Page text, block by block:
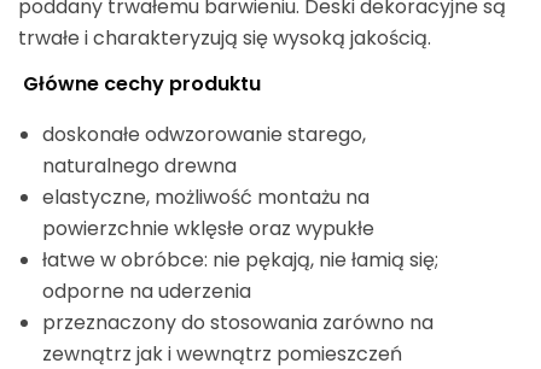
poddany trwałemu barwieniu. Deski dekoracyjne są
trwałe i charakteryzują się wysoką jakością.
Główne cechy produktu
doskonałe odwzorowanie starego,
naturalnego drewna
elastyczne, możliwość montażu na
powierzchnie wklęsłe oraz wypukłe
łatwe w obróbce: nie pękają, nie łamią się;
odporne na uderzenia
przeznaczony do stosowania zarówno na
zewnątrz jak i wewnątrz pomieszczeń